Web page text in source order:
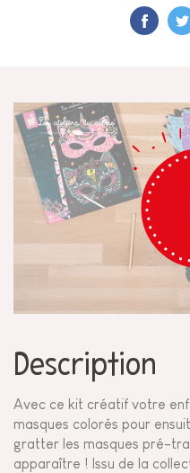
Description
Avec ce kit créatif votre
masques colorés pour
gratter les masques pré-
apparaître ! Issu de la